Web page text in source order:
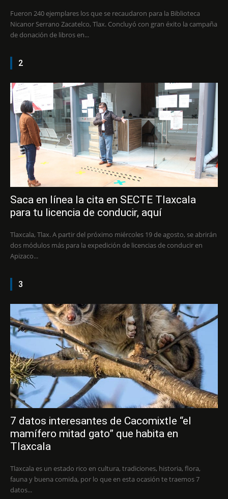
Fueron 240 ejemplares los que se recaudaron para la Biblioteca
Nicanor Serrano Zacatelco, Tlax. Concluyó con gran éxito la campaña
de donación de libros en...
2
Saca en línea la cita en SECTE Tlaxcala
para tu licencia de conducir, aquí
Tlaxcala, Tlax. A partir del próximo miércoles 19 de agosto, se abrirán
dos módulos más para la expedición de licencias de conducir en
Apizaco...
3
7 datos interesantes de Cacomixtle “el
mamífero mitad gato” que habita en
Tlaxcala
Tlaxcala es un estado rico en cultura, tradiciones, historia, flora,
fauna y buena comida, por lo que en esta ocasión te traemos 7
datos...